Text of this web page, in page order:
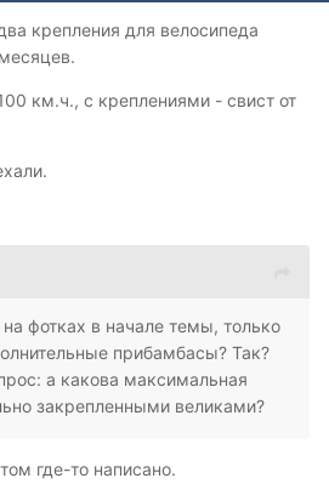
крепления для велосипеда
км.ч., с креплениями - свист от
фотках в начале темы, только
прибамбасы? Так?
а какова максимальная
закрепленными великами?
где-то написано.